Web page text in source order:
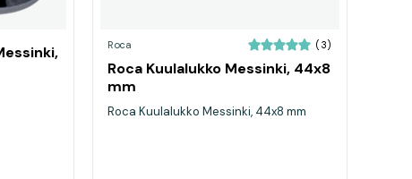
Roca (3)
Roca Kuulalukko Messinki, 44x8
mm
Roca Kuulalukko Messinki, 44x8 mm